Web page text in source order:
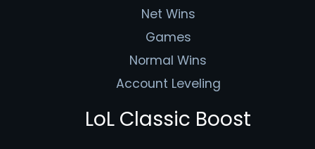
Net Wins
Games
Normal Wins
Account Leveling
LoL Classic Boost